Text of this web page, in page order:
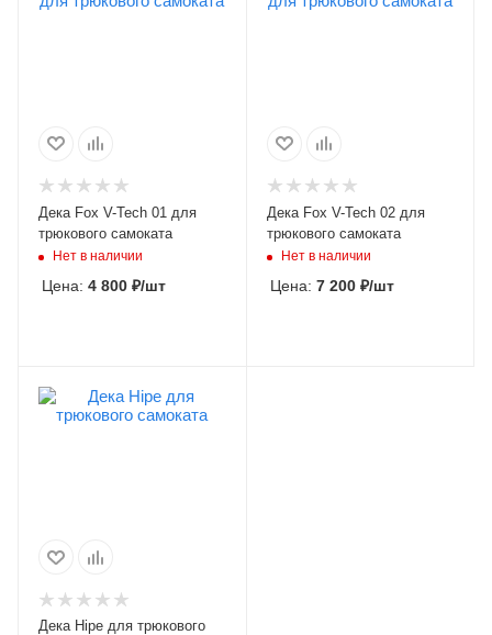
Дека Fox V-Tech 01 для
трюкового самоката
Нет в наличии
Цена: 4 800 ₽/шт
Дека Fox V-Tech 02 для
трюкового самоката
Нет в наличии
Цена: 7 200₽/шт
Дека Hipe для трюкового